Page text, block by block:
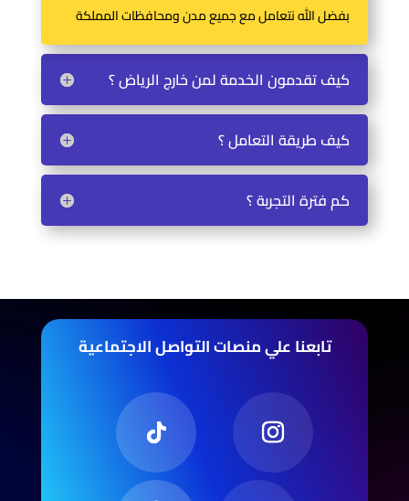
بفضل الله نتعامل مع جميع مدن ومحافظات المملكة
كيف تقدمون الخدمة لمن خارج الرياض ؟
كيف طريقة التعامل ؟
كم فترة التجربة ؟
تابعنا علي منصات التواصل الاجتماعية